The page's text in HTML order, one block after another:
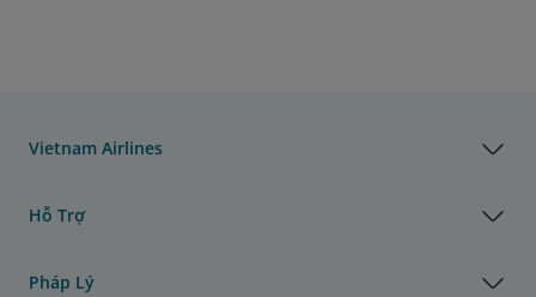
Vietnam Airlines
Hỗ Trợ
Pháp Lý